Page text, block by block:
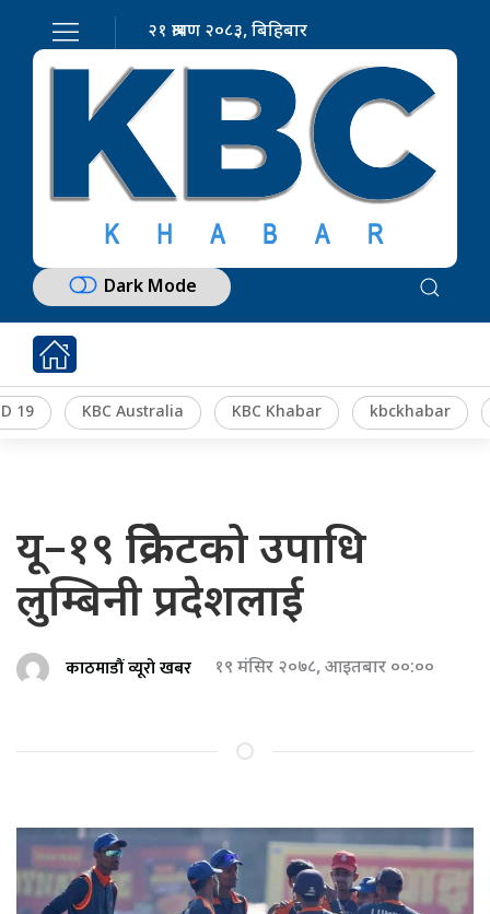
२१ श्रावण २०८३, बिहिबार
Dark Mode
19 KBC Australia KBC Khabar kbckhabar
यू–१९ क्रिकेटको उपाधि
लुम्बिनी प्रदेशलाई
काठमाडौं व्यूरो खबर १९ मंसिर २०७८, आइतबार ००:००